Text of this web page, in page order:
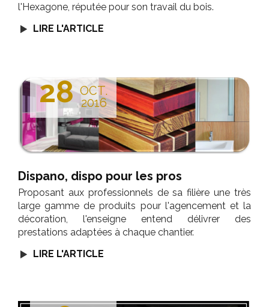
l'Hexagone, réputée pour son travail du bois.
LIRE L'ARTICLE
28 OCT.
2016
Dispano, dispo pour les pros
Proposant aux professionnels de sa filière une très
large gamme de produits pour l'agencement et la
décoration, l'enseigne entend délivrer des
prestations adaptées à chaque chantier.
LIRE L'ARTICLE